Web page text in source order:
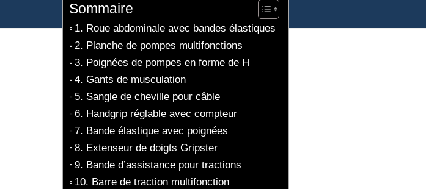
Sommaire
1. Roue abdominale avec bandes élastiques
2. Planche de pompes multifonctions
3. Poignées de pompes en forme de H
4. Gants de musculation
5. Sangle de cheville pour câble
6. Handgrip réglable avec compteur
7. Bande élastique avec poignées
8. Extenseur de doigts Gripster
9. Bande d’assistance pour tractions
10. Barre de traction multifonction